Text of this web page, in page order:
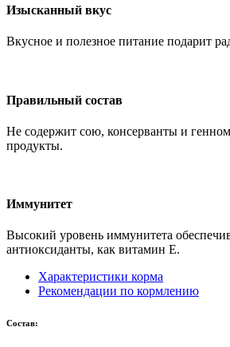
Изысканный вкус
Вкусное и полезное питание подарит
Правильный состав
Не содержит сою, консерванты и
продукты.
Иммунитет
Высокий уровень иммунитета
антиоксиданты, как витамин Е.
Характеристики корма
Рекомендации по кормлению
Состав: